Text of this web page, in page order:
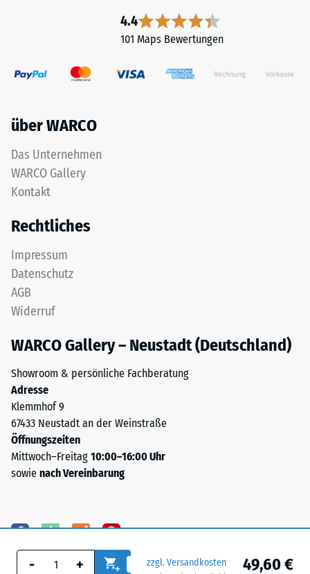
49,60 €
zzgl. Versandkosten
- +
4.4
101 Maps Bewertungen
über WARCO
Das Unternehmen
WARCO Gallery
Kontakt
Rechtliches
Impressum
Datenschutz
AGB
Widerruf
WARCO Gallery – Neustadt (Deutschland)
Showroom & persönliche Fachberatung
Adresse
Klemmhof 9
67433 Neustadt an der Weinstraße
Öffnungszeiten
Mittwoch–Freitag 10:00–16:00 Uhr
sowie nach Vereinbarung